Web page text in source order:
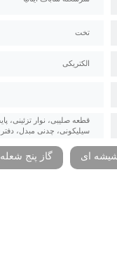
تخت
الکتریکی
قطعه صلیبی، نوار تزئینی،
سیلیکونی، چدنی مبدل،
ای گاز پنج شعله